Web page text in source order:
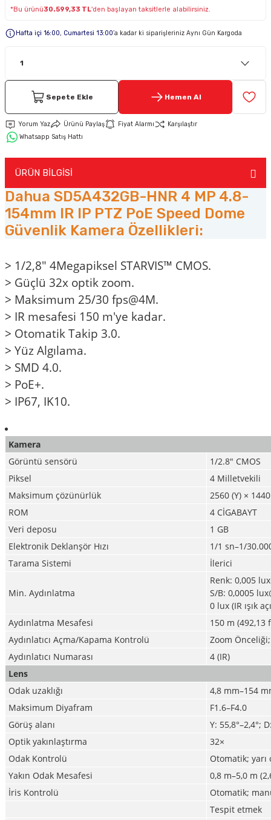
Keypad-Tuş Takımı Ürünler
*Bu ürünü30.599,33 TL'den başlayan taksitlerle alabilirsiniz.
Hafta içi 16:00, Cumartesi 13:00’a kadar ki siparişleriniz Aynı Gün Kargoda
Sepete Ekle Hemen Al
Yorum Yaz Ürünü Paylaş Fiyat Alarmı
Karşılaştır
Whatsapp Satış Hattı
ÜRÜN BİLGİSİ
Dahua SD5A432GB-HNR 4 MP 4.8-
154mm IR IP PTZ PoE Speed Dome
Güvenlik Kamera Özellikleri:
> 1/2,8" 4Megapiksel STARVIS™ CMOS.
> Güçlü 32x optik zoom.
> Maksimum 25/30 fps@4M.
> IR mesafesi 150 m'ye kadar.
> Otomatik Takip 3.0.
> Yüz Algılama.
> SMD 4.0.
> PoE+.
> IP67, IK10.
Kamera
Görüntü sensörü
1/2.8" CMOS
Piksel
4 Milletvekili
Maksimum çözünürlük
2560 (Y) ×
ROM
4 CİGABAYT
Veri deposu
1 GB
Elektronik Deklanşör Hızı
1/1 sn–1/
Tarama Sistemi
İlerici
Min. Aydınlatma
Renk: 0,005
S/B: 0,0005
0 lux (IR ışık
Aydınlatma Mesafesi
150 m (492,13
Aydınlatıcı Açma/Kapama Kontrolü
Zoom
Aydınlatıcı Numarası
4 (IR)
Lens
Odak uzaklığı
4,8 mm–154
Maksimum Diyafram
F1.6–F4.0
Görüş alanı
Y: 55,8°–2,4°;
Optik yakınlaştırma
32×
Odak Kontrolü
Otomatik;
Yakın Odak Mesafesi
0,8 m–5,0 m
İris Kontrolü
Otomatik;
Tespit etmek